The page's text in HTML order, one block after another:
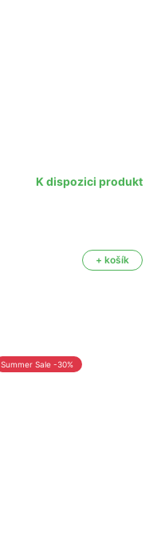
K dispozici produkt
+ košík
Summer Sale -30%